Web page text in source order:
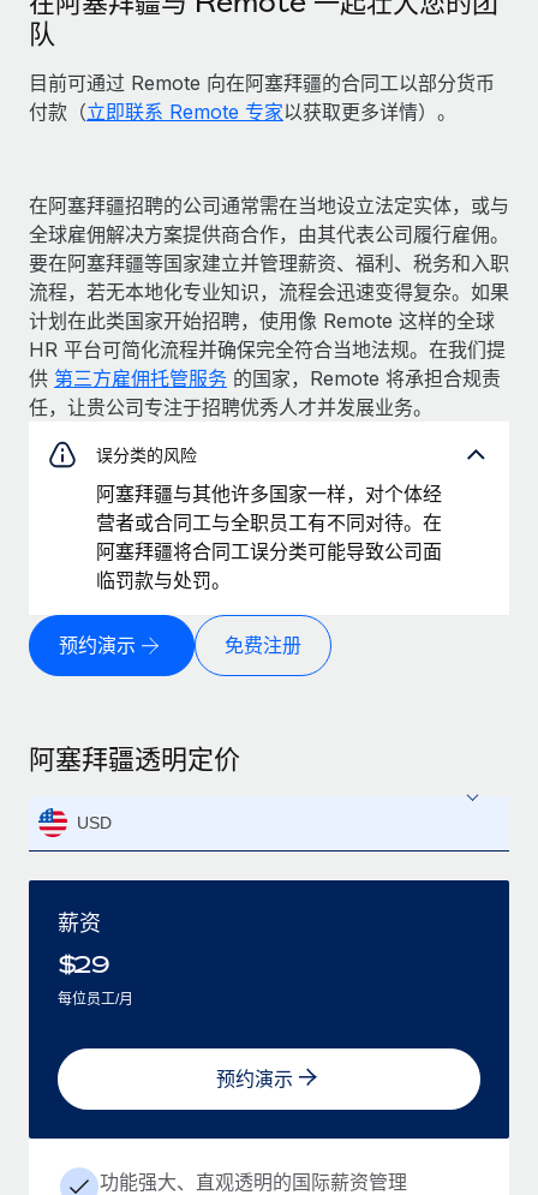
队
目前可通过 Remote 向在阿塞拜疆的合同工以部分货币
付款（立即联系 Remote 专家以获取更多详情）。
在阿塞拜疆招聘的公司通常需在当地设立法定实体，或与
全球雇佣解决方案提供商合作，由其代表公司履行雇佣。
要在阿塞拜疆等国家建立并管理薪资、福利、税务和入职
流程，若无本地化专业知识，流程会迅速变得复杂。如果
计划在此类国家开始招聘，使用像 Remote 这样的全球
HR 平台可简化流程并确保完全符合当地法规。在我们提
供 第三方雇佣托管服务 的国家，Remote 将承担合规责
任，让贵公司专注于招聘优秀人才并发展业务。
误分类的风险
阿塞拜疆与其他许多国家一样，对个体经
营者或合同工与全职员工有不同对待。在
阿塞拜疆将合同工误分类可能导致公司面
临罚款与处罚。
预约演示 免费注册
阿塞拜疆透明定价
USD
薪资
$29
每位员工/月
预约演示
功能强大、直观透明的国际薪资管理